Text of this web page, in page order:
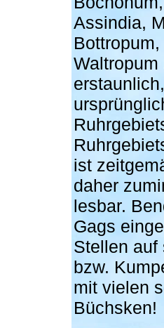
Assindia,
ist
daher
lesbar.
Gags
Stellen auf
bzw.
mit vielen
Büchsken!